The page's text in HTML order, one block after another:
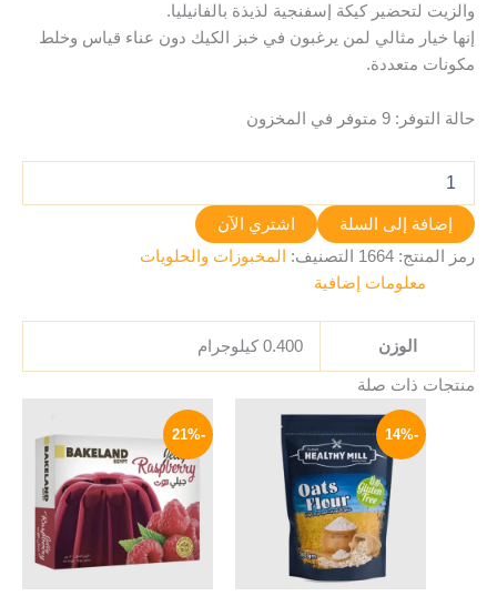
والزيت لتحضير كيكة إسفنجية لذيذة بالفانيليا.
إنها خيار مثالي لمن يرغبون في خبز الكيك دون عناء قياس وخلط
مكونات متعددة.
حالة التوفر: 9 متوفر في المخزون
إضافة إلى السلة
اشتري الآن
رمز المنتج: 1664 التصنيف:
المخبوزات والحلويات
معلومات إضافية
الوزن 0.400 كيلوجرام
منتجات ذات صلة
-14%
هو:
145 EGP.
الحالي
هو:
125 EGP.
-21%
19 EGP.
هو:
15 EGP.